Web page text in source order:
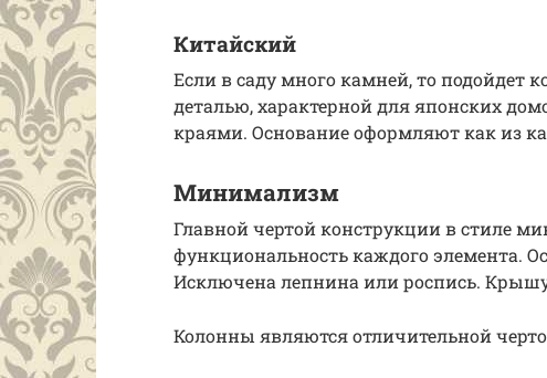
Китайский
Если в саду много камней, то подойдет
деталью, характерной для японских
краями. Основание оформляют как из
Минимализм
Главной чертой конструкции в стиле
функциональность каждого элемента.
Исключена лепнина или роспись.
Колонны являются отличительной